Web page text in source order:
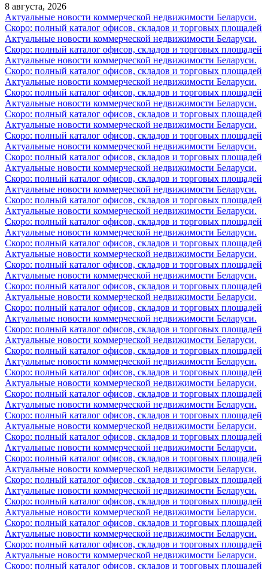
8 августа, 2026
Актуальные новости коммерческой недвижимости Беларуси.
Скоро: полный каталог офисов, складов и торговых площадей
Актуальные новости коммерческой недвижимости Беларуси.
Скоро: полный каталог офисов, складов и торговых площадей
Актуальные новости коммерческой недвижимости Беларуси.
Скоро: полный каталог офисов, складов и торговых площадей
Актуальные новости коммерческой недвижимости Беларуси.
Скоро: полный каталог офисов, складов и торговых площадей
Актуальные новости коммерческой недвижимости Беларуси.
Скоро: полный каталог офисов, складов и торговых площадей
Актуальные новости коммерческой недвижимости Беларуси.
Скоро: полный каталог офисов, складов и торговых площадей
Актуальные новости коммерческой недвижимости Беларуси.
Скоро: полный каталог офисов, складов и торговых площадей
Актуальные новости коммерческой недвижимости Беларуси.
Скоро: полный каталог офисов, складов и торговых площадей
Актуальные новости коммерческой недвижимости Беларуси.
Скоро: полный каталог офисов, складов и торговых площадей
Актуальные новости коммерческой недвижимости Беларуси.
Скоро: полный каталог офисов, складов и торговых площадей
Актуальные новости коммерческой недвижимости Беларуси.
Скоро: полный каталог офисов, складов и торговых площадей
Актуальные новости коммерческой недвижимости Беларуси.
Скоро: полный каталог офисов, складов и торговых площадей
Актуальные новости коммерческой недвижимости Беларуси.
Скоро: полный каталог офисов, складов и торговых площадей
Актуальные новости коммерческой недвижимости Беларуси.
Скоро: полный каталог офисов, складов и торговых площадей
Актуальные новости коммерческой недвижимости Беларуси.
Скоро: полный каталог офисов, складов и торговых площадей
Актуальные новости коммерческой недвижимости Беларуси.
Скоро: полный каталог офисов, складов и торговых площадей
Актуальные новости коммерческой недвижимости Беларуси.
Скоро: полный каталог офисов, складов и торговых площадей
Актуальные новости коммерческой недвижимости Беларуси.
Скоро: полный каталог офисов, складов и торговых площадей
Актуальные новости коммерческой недвижимости Беларуси.
Скоро: полный каталог офисов, складов и торговых площадей
Актуальные новости коммерческой недвижимости Беларуси.
Скоро: полный каталог офисов, складов и торговых площадей
Актуальные новости коммерческой недвижимости Беларуси.
Скоро: полный каталог офисов, складов и торговых площадей
Актуальные новости коммерческой недвижимости Беларуси.
Скоро: полный каталог офисов, складов и торговых площадей
Актуальные новости коммерческой недвижимости Беларуси.
Скоро: полный каталог офисов, складов и торговых площадей
Актуальные новости коммерческой недвижимости Беларуси.
Скоро: полный каталог офисов, складов и торговых площадей
Актуальные новости коммерческой недвижимости Беларуси.
Скоро: полный каталог офисов, складов и торговых площадей
Актуальные новости коммерческой недвижимости Беларуси.
Скоро: полный каталог офисов, складов и торговых площадей